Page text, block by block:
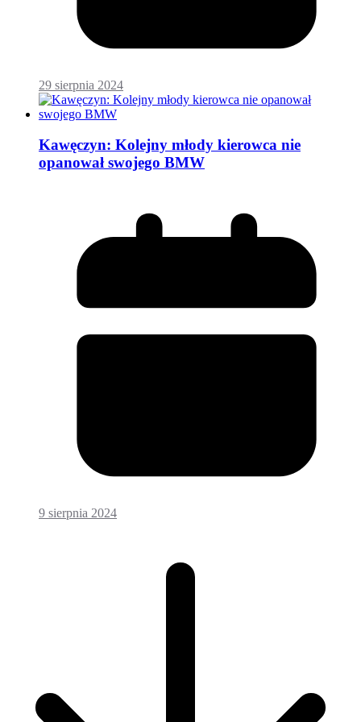
29 sierpnia 2024
Kawęczyn: Kolejny młody kierowca nie
opanował swojego BMW
9 sierpnia 2024